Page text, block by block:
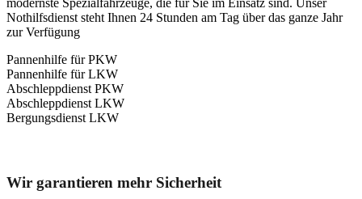
modernste Spezialfahrzeuge, die für Sie im Einsatz sind. Unser
Nothilfsdienst steht Ihnen 24 Stunden am Tag über das ganze Jahr
zur Verfügung
Pannenhilfe für PKW
Pannenhilfe für LKW
Abschleppdienst PKW
Abschleppdienst LKW
Bergungsdienst LKW
Wir garantieren mehr Sicherheit